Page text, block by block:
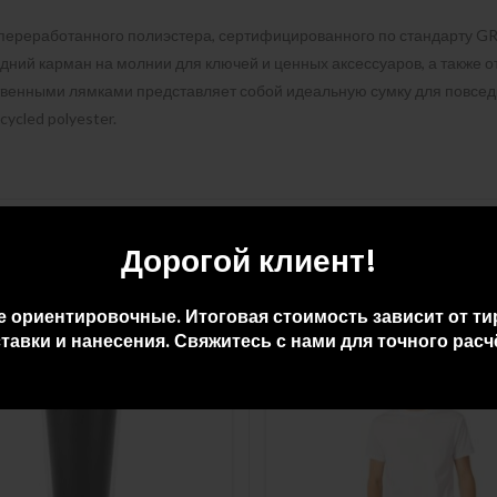
Дорогой клиент!
ориентировочные. Итоговая стоимость зависит от
и нанесения. Свяжитесь с нами для точного
полиэстера, сертифицированного по стандарту
карман на молнии для ключей и ценных аксессуаров, а также
лямками представляет собой идеальную сумку для
polyester.
ПРО